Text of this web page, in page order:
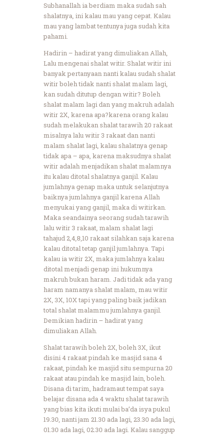
Subhanallah ia berdiam maka sudah sah
shalatnya, ini kalau mau yang cepat. Kalau
mau yang lambat tentunya juga sudah kita
pahami.
Hadirin – hadirat yang dimuliakan Allah,
Lalu mengenai shalat witir. Shalat witir ini
banyak pertanyaan nanti kalau sudah shalat
witir boleh tidak nanti shalat malam lagi,
kan sudah ditutup dengan witir? Boleh
shalat malam lagi dan yang makruh adalah
witir 2X, karena apa?karena orang kalau
sudah melakukan shalat tarawih 20 rakaat
misalnya lalu witir 3 rakaat dan nanti
malam shalat lagi, kalau shalatnya genap
tidak apa – apa, karena maksudnya shalat
witir adalah menjadikan shalat malamnya
itu kalau ditotal shalatnya ganjil. Kalau
jumlahnya genap maka untuk selanjutnya
baiknya jumlahnya ganjil karena Allah
menyukai yang ganjil, maka di witirkan.
Maka seandainya seorang sudah tarawih
lalu witir 3 rakaat, malam shalat lagi
tahajud 2,4,8,10 rakaat silahkan saja karena
kalau ditotal tetap ganjil jumlahnya. Tapi
kalau ia witir 2X, maka jumlahnya kalau
ditotal menjadi genap ini hukumnya
makruh bukan haram. Jadi tidak ada yang
haram namanya shalat malam, mau witir
2X, 3X, 10X tapi yang paling baik jadikan
total shalat malammu jumlahnya ganjil.
Demikian hadirin – hadirat yang
dimuliakan Allah.
Shalat tarawih boleh 2X, boleh 3X, ikut
disini 4 rakaat pindah ke masjid sana 4
rakaat, pindah ke masjid situ sempurna 20
rakaat atau pindah ke masjid lain, boleh.
Disana di tarim, hadramaut tempat saya
belajar disana ada 4 waktu shalat tarawih
yang bias kita ikuti mulai ba’da isya pukul
19.30, nanti jam 21.30 ada lagi, 23.30 ada lagi,
01.30 ada lagi, 02.30 ada lagi. Kalau sanggup